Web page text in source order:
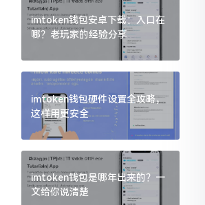
imtoken钱包安卓下载：入口在
哪？老玩家的经验分享
imtoken钱包硬件设置全攻略，
这样用更安全
imtoken钱包是哪年出来的？一
文给你说清楚